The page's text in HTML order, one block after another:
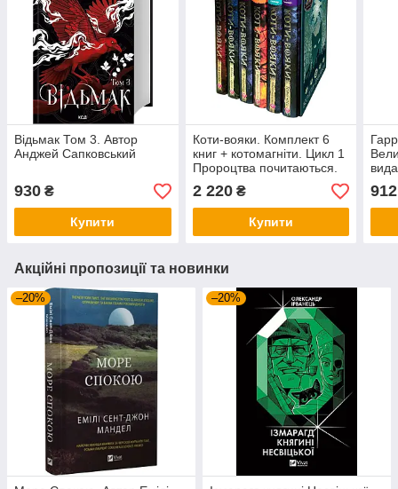
Відьмак Том 3. Автор
Анджей Сапковський
930 ₴
Купити
Коти-вояки. Комплект 6
книг + котомагніти. Цикл 1
Пророцтва почитаються.
Автор Ерін Гантер
2 220₴
Купити
912
Акційні пропозиції та новинки
–20% –20%